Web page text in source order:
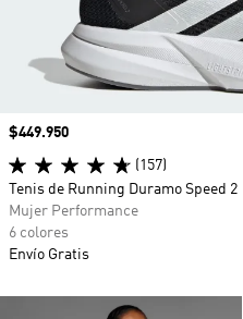
Precio
$449.950
(157)
Tenis de Running Duramo Speed 2
Mujer Performance
6 colores
Envío Gratis